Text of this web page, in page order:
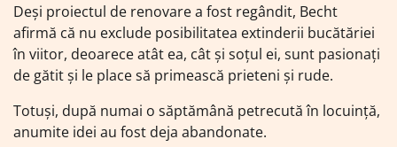
Deși proiectul de renovare a fost regândit, Becht
afirmă că nu exclude posibilitatea extinderii bucătăriei
în viitor, deoarece atât ea, cât și soțul ei, sunt pasionați
de gătit și le place să primească prieteni și rude.
Totuși, după numai o săptămână petrecută în locuință,
anumite idei au fost deja abandonate.